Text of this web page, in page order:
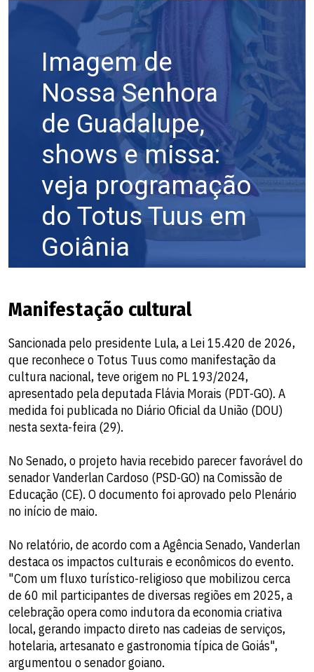
Manifestação cultural
Sancionada pelo presidente Lula, a Lei 15.420 de 2026,
que reconhece o Totus Tuus como manifestação da
cultura nacional, teve origem no PL 193/2024,
apresentado pela deputada Flávia Morais (PDT-GO). A
medida foi publicada no Diário Oficial da União (DOU)
nesta sexta-feira (29).
No Senado, o projeto havia recebido parecer favorável do
senador Vanderlan Cardoso (PSD-GO) na Comissão de
Educação (CE). O documento foi aprovado pelo Plenário
no início de maio.
No relatório, de acordo com a Agência Senado, Vanderlan
destaca os impactos culturais e econômicos do evento.
"Com um fluxo turístico-religioso que mobilizou cerca
de 60 mil participantes de diversas regiões em 2025, a
celebração opera como indutora da economia criativa
local, gerando impacto direto nas cadeias de serviços,
hotelaria, artesanato e gastronomia típica de Goiás",
argumentou o senador goiano.